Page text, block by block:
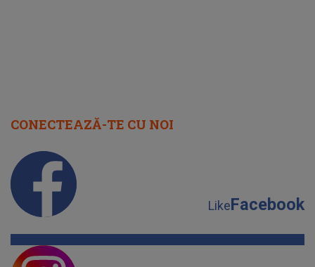
CONECTEAZĂ-TE CU NOI
LikeFacebook